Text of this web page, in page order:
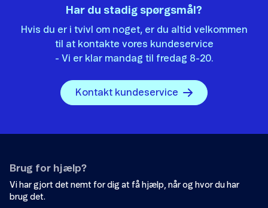
Har du stadig spørgsmål?
Hvis du er i tvivl om noget, er du altid velkommen
til at kontakte vores kundeservice
- Vi er klar mandag til fredag 8-20.
Kontakt kundeservice
Brug for hjælp?
Vi har gjort det nemt for dig at få hjælp, når og hvor du har
brug det.